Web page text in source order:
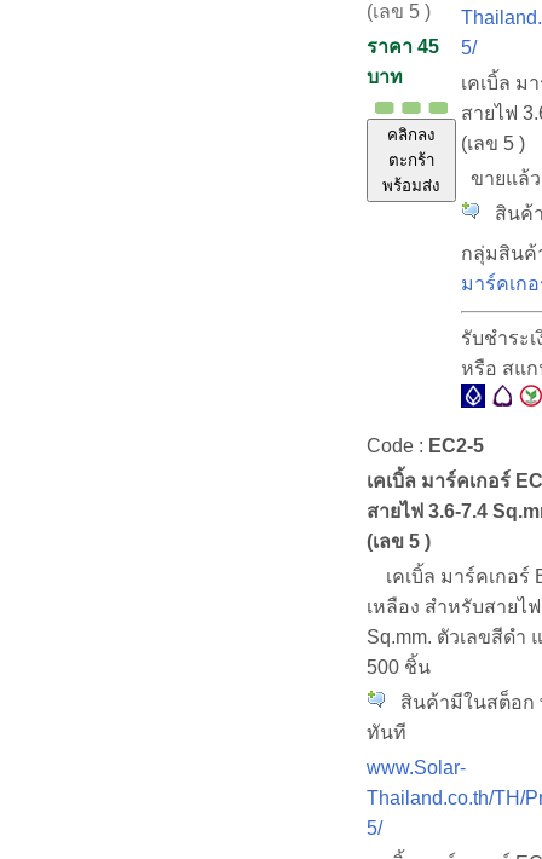
(เลข 5 )
ราคา 45
บาท
คลิกลง
ตะกร้า
พร้อมส่ง
5/
เคเบิ้ล ม
สายไฟ
(เลข 5 )
ขายแ
สินค้
กลุ่มสินค้
มาร์คเก
รับชำระ
หรือ สแก
Code : EC2-5
เคเบิ้ล มาร์คเกอร์
สายไฟ 3.6-7.4
(เลข 5 )
เคเบิ้ล มาร์คเกอร์
เหลือง สำหรับสายไ
Sq.mm. ตัวเลขสีดำ
500 ชิ้น
สินค้ามีในสต็อก
ทันที
www.Solar-
Thailand.co.th/TH/
5/